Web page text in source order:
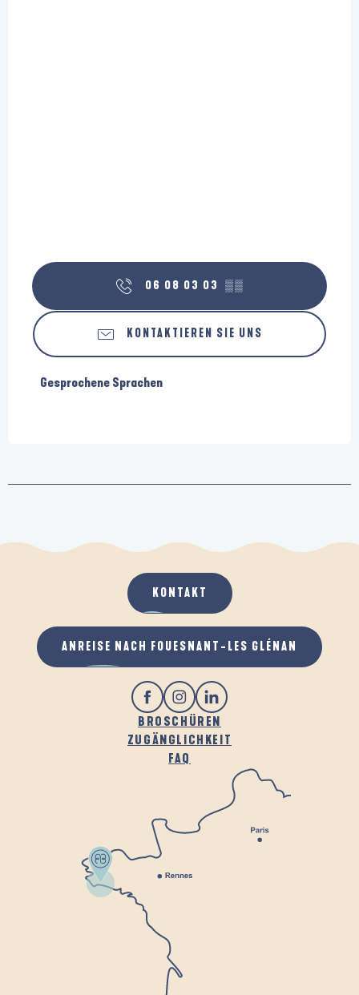
06 08 03 03 ▒▒
KONTAKTIEREN SIE UNS
Gesprochene Sprachen
Gesprochene Sprachen
BROSCHÜREN
ZUGÄNGLICHKEIT
FAQ
KONTAKT
ANREISE NACH FOUESNANT-LES GLÉNAN